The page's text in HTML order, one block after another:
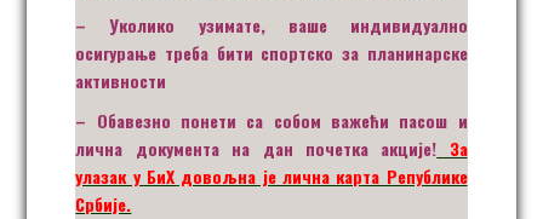
– Уколико узимате, ваше индивидуално
осигурање треба бити спортско за планинарске
активности
– Обавезно понети са собом важећи пасош и
лична документа на дан почетка акције! За
улазак у БиХ довољна је лична карта Републике
Србије.